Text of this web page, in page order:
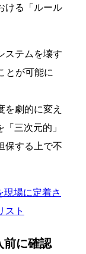
ける「ルール
ステムを壊す
とが可能に
を劇的に変え
三次元的」
保する上で不
現場に定着さ
スト
前に確認